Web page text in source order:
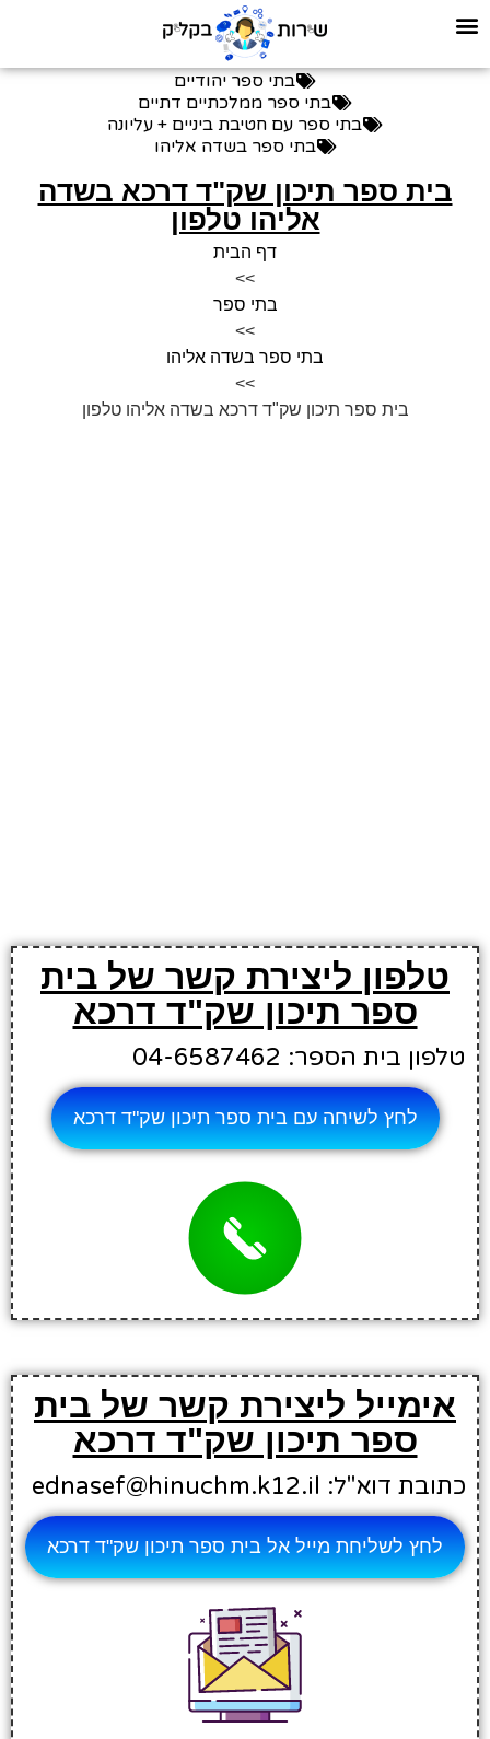
בתי ספר יהודיים
בתי ספר ממלכתיים דתיים
בתי ספר עם חטיבת ביניים + עליונה
בתי ספר בשדה אליהו
בית ספר תיכון שק"ד דרכא בשדה
אליהו טלפון
דף הבית
>>
בתי ספר
>>
בתי ספר בשדה אליהו
>>
בית ספר תיכון שק"ד דרכא בשדה אליהו טלפון
טלפון ליצירת קשר של בית
ספר תיכון שק"ד דרכא
טלפון בית הספר: 04-6587462
לחץ לשיחה עם בית ספר תיכון שק"ד דרכא
אימייל ליצירת קשר של בית
ספר תיכון שק"ד דרכא
כתובת דוא"ל: ednasef@hinuchm.k12.il
לחץ לשליחת מייל אל בית ספר תיכון שק"ד דרכא